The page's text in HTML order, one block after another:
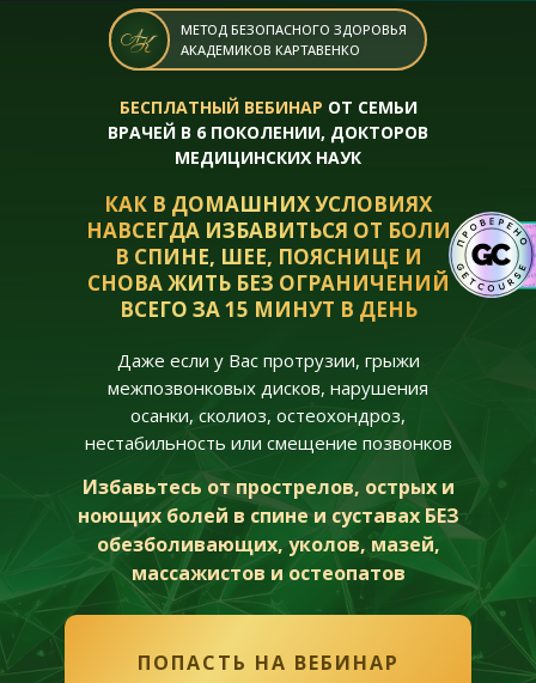
МЕТОД БЕЗОПАСНОГО ЗДОРОВЬЯ
АКАДЕМИКОВ КАРТАВЕНКО
КАК В ДОМАШНИХ УСЛОВИЯХ
НАВСЕГДА ИЗБАВИТЬСЯ ОТ БОЛИ
В СПИНЕ, ШЕЕ, ПОЯСНИЦЕ И
СНОВА ЖИТЬ БЕЗ ОГРАНИЧЕНИЙ
ВСЕГО ЗА 15 МИНУТ В ДЕНЬ
БЕСПЛАТНЫЙ ВЕБИНАР ОТ СЕМЬИ
ВРАЧЕЙ В 6 ПОКОЛЕНИИ, ДОКТОРОВ
МЕДИЦИНСКИХ НАУК
ПОПАСТЬ НА ВЕБИНАР
Даже если у Вас протрузии, грыжи
межпозвонковых дисков, нарушения
осанки, сколиоз, остеохондроз,
нестабильность или смещение позвонков
Избавьтесь от прострелов, острых и
ноющих болей в спине и суставах БЕЗ
обезболивающих, уколов, мазей,
массажистов и остеопатов